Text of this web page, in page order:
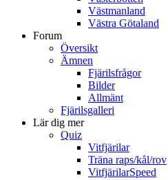
Västmanland
Västra Götaland
Forum
Översikt
Ämnen
Fjärilsfrågor
Bilder
Allmänt
Fjärilsgalleri
Lär dig mer
Quiz
Vitfjärilar
Träna raps/kål/rov
VitfjärilarSpeed